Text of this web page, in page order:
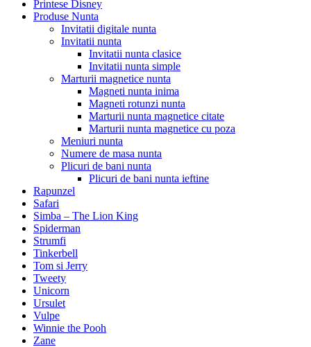
Printese Disney
Produse Nunta
Invitatii digitale nunta
Invitatii nunta
Invitatii nunta clasice
Invitatii nunta simple
Marturii magnetice nunta
Magneti nunta inima
Magneti rotunzi nunta
Marturii nunta magnetice citate
Marturii nunta magnetice cu poza
Meniuri nunta
Numere de masa nunta
Plicuri de bani nunta
Plicuri de bani nunta ieftine
Rapunzel
Safari
Simba – The Lion King
Spiderman
Strumfi
Tinkerbell
Tom si Jerry
Tweety
Unicorn
Ursulet
Vulpe
Winnie the Pooh
Zane